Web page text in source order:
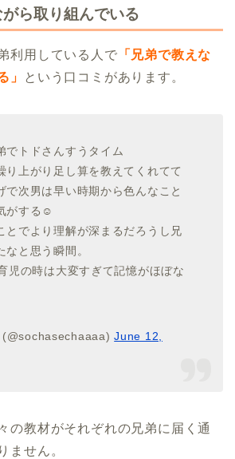
がら取り組んでいる
利用している人で 「兄弟で教えな
」
という口コミがあります。
でトドさんすうタイム
り上がり足し算を教えてくれてて
で次男は早い時期から色んなこと
がする☺
とでより理解が深まるだろうし兄
と思う瞬間。
児の時は大変すぎて記憶がほぼな
June 12,
の教材がそれぞれの兄弟に届く通
ません。